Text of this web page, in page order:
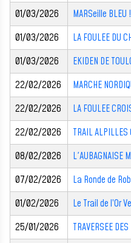
01/03/2026
MARSeille BLEU !
01/03/2026
LA FOULEE DU
01/03/2026
EKIDEN DE
22/02/2026
MARCHE
22/02/2026
LA FOULEE
22/02/2026
TRAIL ALPILLES
08/02/2026
L'AUBAGNAISE
07/02/2026
La Ronde de
01/02/2026
Le Trail de l’Or
25/01/2026
TRAVERSEE